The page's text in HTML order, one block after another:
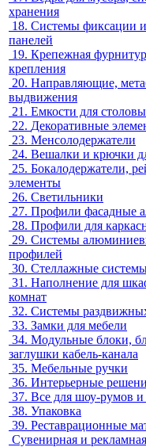
хранения
18. Системы фиксации и
панелей
19. Крепежная
крепления
20. Направляющие,
выдвижения
21. Емкости для
22. Декоративные
23. Менсолодержатели
24. Вешалки и крючки
25. Бокалодержатели,
элементы
26. Светильники
27. Профили фасадные
28. Профили для
29. Системы
профилей
30. Стеллажные
31. Наполнение для
комнат
32. Системы
33. Замки для мебели
34. Модульные блоки,
заглушки кабель-канала
35. Мебельные ручки
36. Интерьерные
37. Все для шоу-румов и
38. Упаковка
39. Реставрационные
Сувенирная и